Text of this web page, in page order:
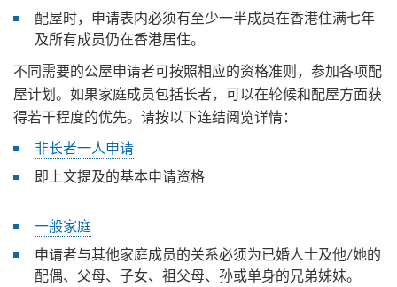
配屋时，申请表内必须有至少一半成员在香港住满七年
及所有成员仍在香港居住。
不同需要的公屋申请者可按照相应的资格准则，参加各项配
屋计划。如果家庭成员包括长者，可以在轮候和配屋方面获
得若干程度的优先。请按以下连结阅览详情：
非长者一人申请
即上文提及的基本申请资格
一般家庭
申请者与其他家庭成员的关系必须为已婚人士及他/她的
配偶、父母、子女、祖父母、孙或单身的兄弟姊妹。